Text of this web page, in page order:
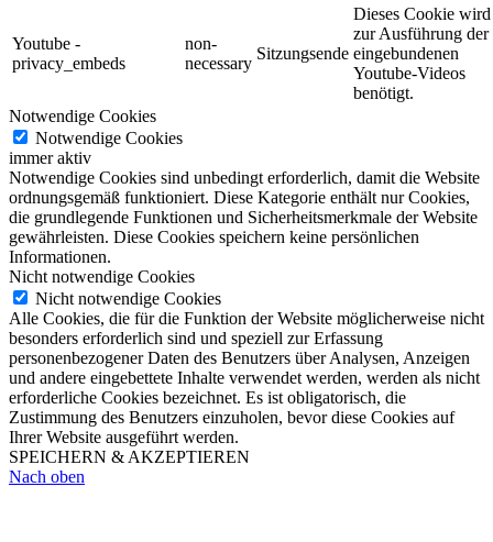
Youtube -
privacy_embeds
non-
necessary
Sitzungsende
Dieses Cookie wird
zur Ausführung der
eingebundenen
Youtube-Videos
benötigt.
Notwendige Cookies
Notwendige Cookies
immer aktiv
Notwendige Cookies sind unbedingt erforderlich, damit die Website
ordnungsgemäß funktioniert. Diese Kategorie enthält nur Cookies,
die grundlegende Funktionen und Sicherheitsmerkmale der Website
gewährleisten. Diese Cookies speichern keine persönlichen
Informationen.
Nicht notwendige Cookies
Nicht notwendige Cookies
Alle Cookies, die für die Funktion der Website möglicherweise nicht
besonders erforderlich sind und speziell zur Erfassung
personenbezogener Daten des Benutzers über Analysen, Anzeigen
und andere eingebettete Inhalte verwendet werden, werden als nicht
erforderliche Cookies bezeichnet. Es ist obligatorisch, die
Zustimmung des Benutzers einzuholen, bevor diese Cookies auf
Ihrer Website ausgeführt werden.
SPEICHERN & AKZEPTIEREN
Nach oben